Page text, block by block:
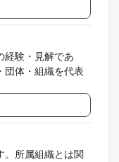
経験・見解であ
団体・組織を代表
。所属組織とは関